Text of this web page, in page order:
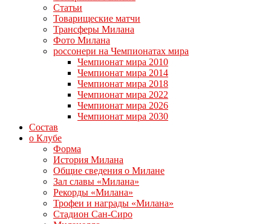
Статьи
Товарищеские матчи
Трансферы Милана
Фото Милана
россонери на Чемпионатах мира
Чемпионат мира 2010
Чемпионат мира 2014
Чемпионат мира 2018
Чемпионат мира 2022
Чемпионат мира 2026
Чемпионат мира 2030
Состав
о Клубе
Форма
История Милана
Общие сведения о Милане
Зал славы «Милана»
Рекорды «Милана»
Трофеи и награды «Милана»
Стадион Сан-Сиро